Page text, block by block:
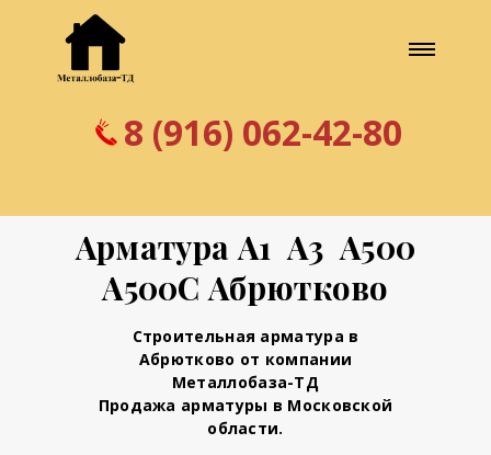
8 (916) 062-42-80
Арматура А1 А3 А500
А500С Абрютково
Строительная арматура в
Абрютково от компании
Металлобаза-ТД
Продажа арматуры в Московской
области.